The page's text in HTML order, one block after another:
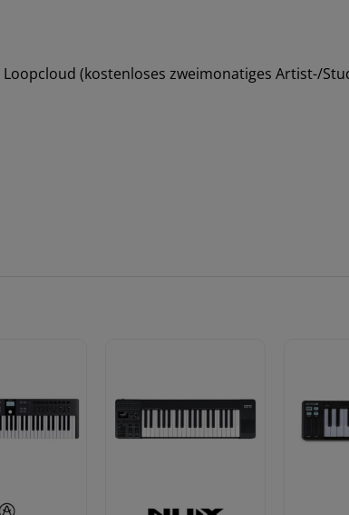
(kostenloses zweimonatiges Artist-/